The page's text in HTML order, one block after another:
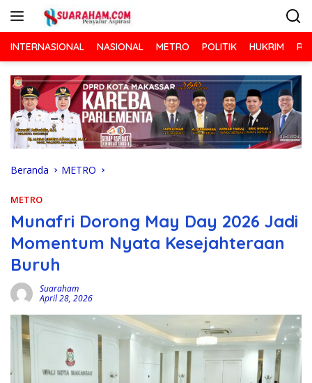
INTERNASIONAL NASIONAL METRO POLITIK HUKRIM
Beranda METRO
METRO
Munafri Dorong May Day 2026 Jadi
Momentum Nyata Kesejahteraan
Buruh
Suaraham
April 28, 2026